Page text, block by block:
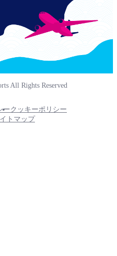
All Rights Reserved
ークッキーポリシー
トマップ